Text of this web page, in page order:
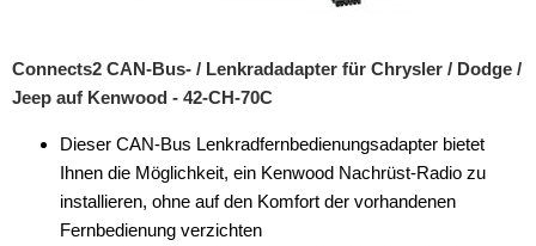
Connects2 CAN-Bus- / Lenkradadapter für Chrysler / Dodge /
Jeep auf Kenwood - 42-CH-70C
Dieser CAN-Bus Lenkradfernbedienungsadapter bietet
Ihnen die Möglichkeit, ein Kenwood Nachrüst-Radio zu
installieren, ohne auf den Komfort der vorhandenen
Fernbedienung verzichten